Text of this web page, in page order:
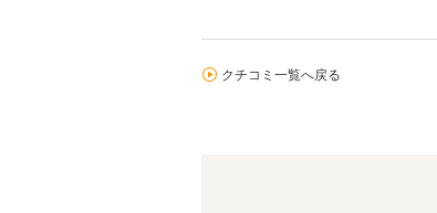
クチコミ一覧へ戻る